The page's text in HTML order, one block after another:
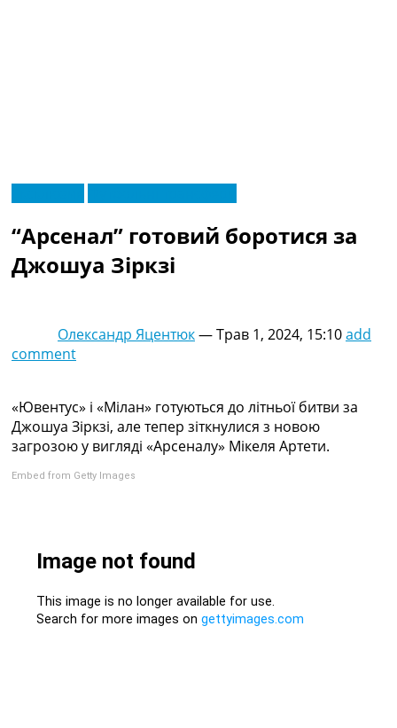
МенюНовини футболу
Відео
Новини футболу України
Конкурс прогнозів
Колективний прогноз
Турніри
Чемпіонат Світу
Україна. Прем’єр-Ліга
Іспанія. Ла Ліга
Ще Турніри >>>
Чемпіонат Світу. Турнирні таблиці
Таблиця УПЛ
“Арсенал” готовий боротися за
Джошуа Зіркзі
Олександр Яцентюк—Трав 1, 2024, 15:10add
comment
«Ювентус» і «Мілан» готуються до літньої битви за
Джошуа Зіркзі, але тепер зіткнулися з новою
загрозою у вигляді «Арсеналу» Мікеля Артети.
Embed from Getty Images